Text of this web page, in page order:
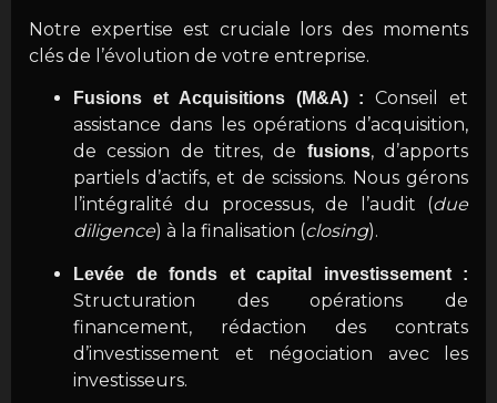
Notre expertise est cruciale lors des moments
clés de l’évolution de votre entreprise.
Fusions et Acquisitions (M&A) :
Conseil et
assistance dans les opérations d’acquisition,
de cession de titres, de fusions, d’apports
partiels d’actifs, et de scissions. Nous gérons
l’intégralité du processus, de l’audit (due
diligence) à la finalisation (closing).
Levée de fonds et capital investissement :
Structuration des opérations de
financement, rédaction des contrats
d’investissement et négociation avec les
investisseurs.